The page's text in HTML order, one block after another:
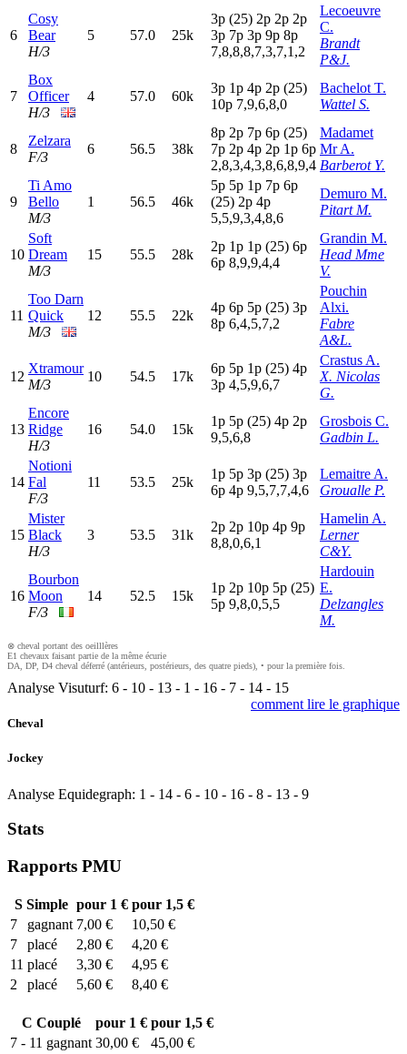
6
Cosy
Bear
H/3
5 57.0 25k
3p (25) 2p 2p 2p
3p 7p 3p 9p 8p
7,8,8,8,7,3,7,1,2
Lecoeuvre
C.
Brandt
P&J.
7
Box
Officer
H/3
4 57.0 60k
3p 1p 4p 2p (25)
10p 7,9,6,8,0
Bachelot T.
Wattel S.
8
Zelzara
F/3
6 56.5 38k
8p 2p 7p 6p (25)
7p 2p 4p 2p 1p 6p
2,8,3,4,3,8,6,8,9,4
Madamet
Mr A.
Barberot Y.
9
Ti Amo
Bello
M/3
1 56.5 46k
5p 5p 1p 7p 6p
(25) 2p 4p
5,5,9,3,4,8,6
Demuro M.
Pitart M.
10
Soft
Dream
M/3
15 55.5 28k
2p 1p 1p (25) 6p
6p 8,9,9,4,4
Grandin M.
Head Mme
V.
11
Too Darn
Quick
M/3
12 55.5 22k
4p 6p 5p (25) 3p
8p 6,4,5,7,2
Pouchin
Alxi.
Fabre
A&L.
12
Xtramour
M/3
10 54.5 17k
6p 5p 1p (25) 4p
3p 4,5,9,6,7
Crastus A.
X. Nicolas
G.
13
Encore
Ridge
H/3
16 54.0 15k
1p 5p (25) 4p 2p
9,5,6,8
Grosbois C.
Gadbin L.
14
Notioni
Fal
F/3
11 53.5 25k
1p 5p 3p (25) 3p
6p 4p 9,5,7,7,4,6
Lemaitre A.
Groualle P.
15
Mister
Black
H/3
3 53.5 31k
2p 2p 10p 4p 9p
8,8,0,6,1
Hamelin A.
Lerner
C&Y.
16
Bourbon
Moon
F/3
14 52.5 15k
1p 2p 10p 5p (25)
5p 9,8,0,5,5
Hardouin
E.
Delzangles
M.
⊗ cheval portant des oeilllères
E1 chevaux faisant partie de la même écurie
DA, DP, D4 cheval déferré (antérieurs, postérieurs, des quatre pieds), • pour la première fois.
Analyse Visuturf: 6 - 10 - 13 - 1 - 16 - 7 - 14 - 15
comment lire le graphique
Cheval
Jockey
Analyse Equidegraph: 1 - 14 - 6 - 10 - 16 - 8 - 13 - 9
Stats
Rapports PMU
S Simple pour 1 € pour 1,5 €
7
gagnant 7,00 €
10,50 €
7
placé 2,80 €
4,20 €
11 placé 3,30 €
4,95 €
2
placé 5,60 € 8,40 €
C Couplé pour 1 € pour 1,5 €
7 - 11 gagnant 30,00 € 45,00 €